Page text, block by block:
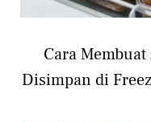
Cara
Disimpan di